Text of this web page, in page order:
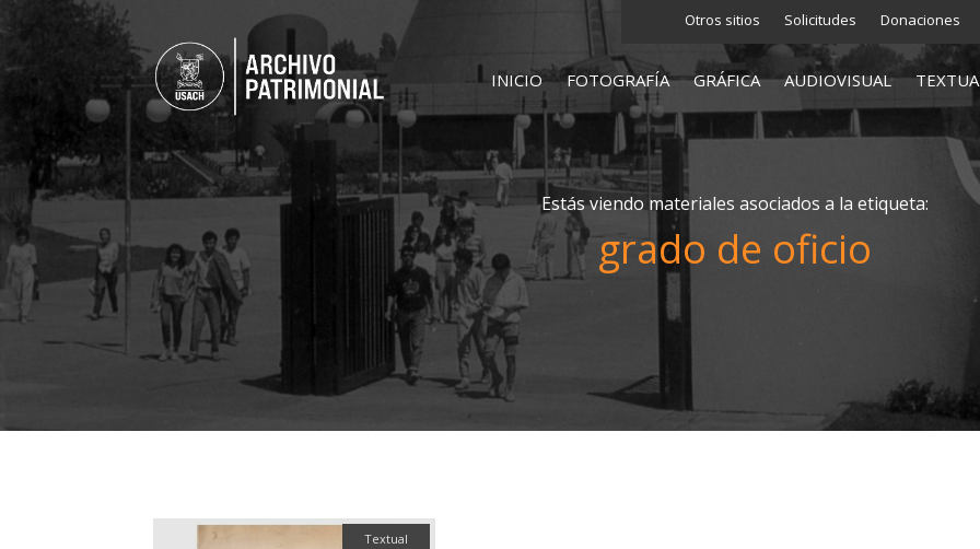
Otros sitios Solicitudes Donaciones
INICIO FOTOGRAFÍA GRÁFICA AUDIOVISUAL
Estás viendo materiales asociados a la etiqueta:
grado de oficio
Textual